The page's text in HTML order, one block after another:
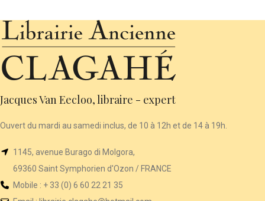
Jacques Van Eecloo, libraire - expert
Ouvert du mardi au samedi inclus, de 10 à 12h et de 14 à 19h.
1145, avenue Burago di Molgora,
69360 Saint Symphorien d'Ozon / FRANCE
Mobile : + 33 (0) 6 60 22 21 35